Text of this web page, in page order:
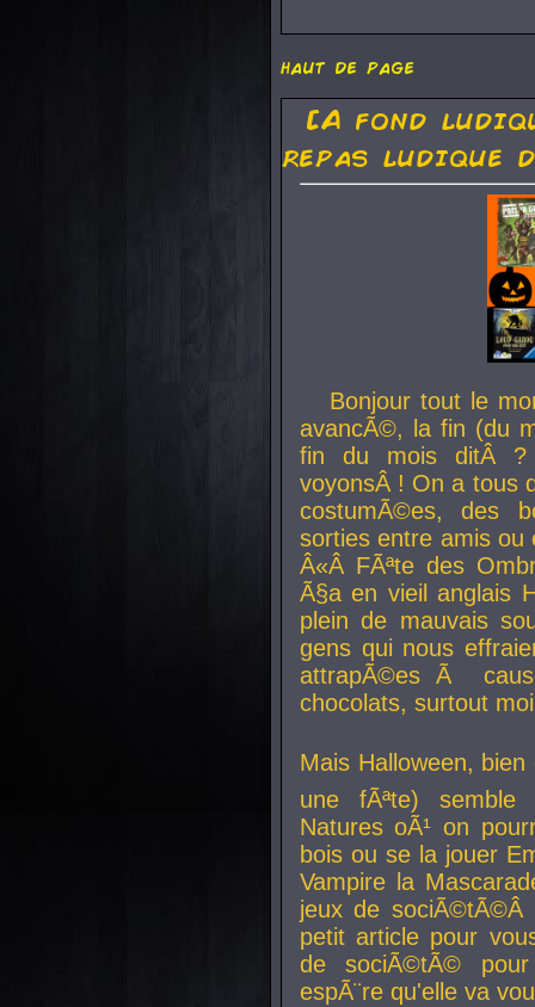
haut de page
[A fond
repas ludique
Bonjour tout le
avancÃ©, la fin (du
fin du mois ditÂ ?
voyonsÂ ! On a tous
costumÃ©es, des
sorties entre amis
Â«Â FÃªte des
Ã§a en vieil anglais
plein de mauvais
gens qui nous
attrapÃ©es Ã
chocolats, surtout
Mais Halloween, bien
une fÃªte) semble
Natures oÃ¹ on
bois ou se la jouer
Vampire la
jeux de
petit article pour
de sociÃ©tÃ©
espÃ¨re qu'elle va